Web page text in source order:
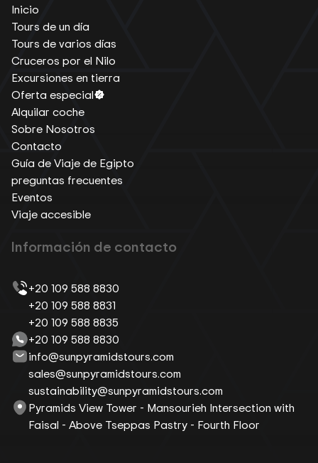
Inicio
Tours de un día
Tours de varios días
Cruceros por el Nilo
Excursiones en tierra
Oferta especial
Alquilar coche
Sobre Nosotros
Contacto
Guía de Viaje de Egipto
preguntas frecuentes
Eventos
Viaje accesible
Información de contacto
+20 109 588 8830
+20 109 588 8831
+20 109 588 8835
+20 109 588 8830
info@sunpyramidstours.com
sales@sunpyramidstours.com
sustainability@sunpyramidstours.com
Pyramids View Tower - Mansourieh Intersection with
Faisal - Above Tseppas Pastry - Fourth Floor